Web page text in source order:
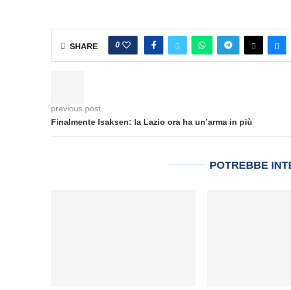
SHARE 0
previous post
Finalmente Isaksen: la Lazio ora ha un’arma in più
POTREBBE